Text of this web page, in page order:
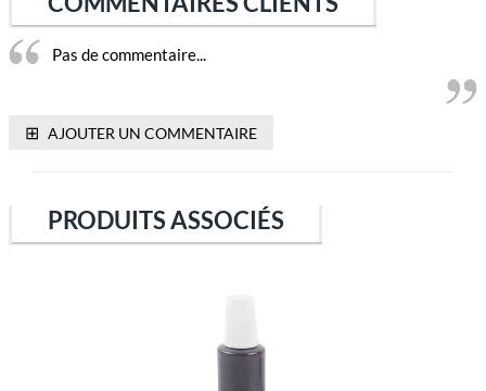
Pas de commentaire...
⊞ AJOUTER UN COMMENTAIRE
PRODUITS ASSOCIÉS